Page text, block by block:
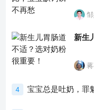
新生
4 宝宝总是吐奶，罪